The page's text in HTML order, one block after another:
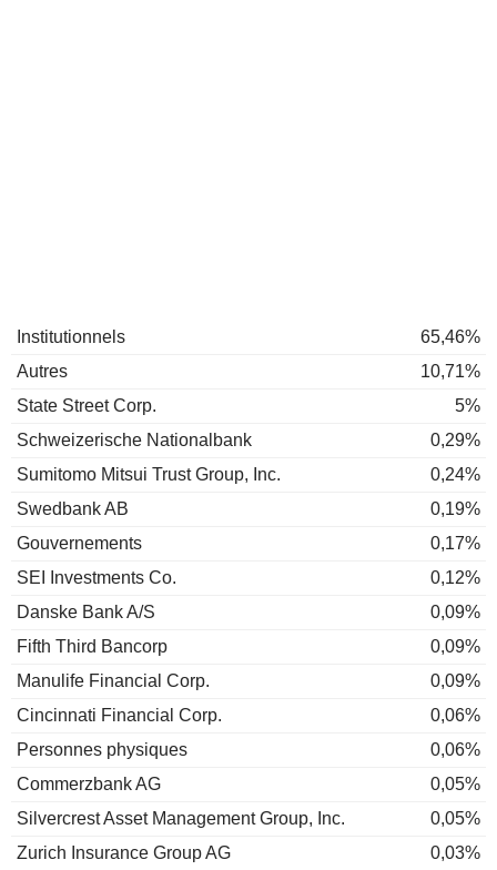
Institutionnels
65,46%
Autres
10,71%
State Street Corp.
5%
Schweizerische Nationalbank
0,29%
Sumitomo Mitsui Trust Group, Inc.
0,24%
Swedbank AB
0,19%
Gouvernements
0,17%
SEI Investments Co.
0,12%
Danske Bank A/S
0,09%
Fifth Third Bancorp
0,09%
Manulife Financial Corp.
0,09%
Cincinnati Financial Corp.
0,06%
Personnes physiques
0,06%
Commerzbank AG
0,05%
Silvercrest Asset Management Group, Inc.
0,05%
Zurich Insurance Group AG
0,03%